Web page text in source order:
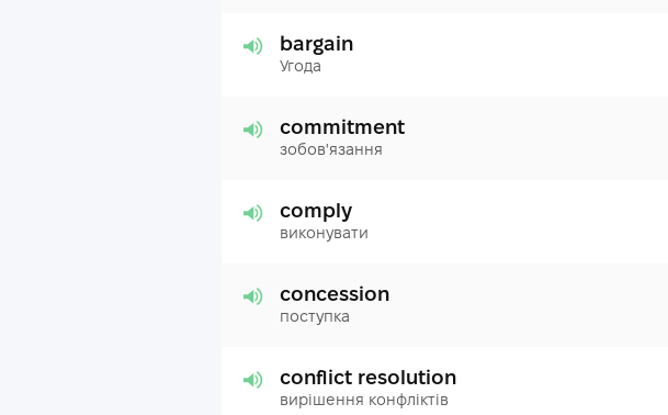
bargain
Угода
commitment
зобов'язання
comply
виконувати
concession
поступка
conflict resolution
вирішення конфліктів